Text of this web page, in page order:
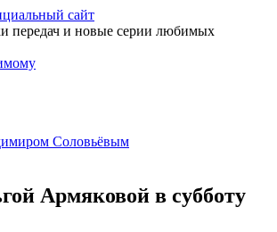
сайт
передач и новые серии любимых
Соловьёвым
Армяковой в субботу